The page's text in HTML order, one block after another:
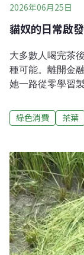
2026年06月25日
貓奴的日常啟
大多數人喝完茶
種可能。離開金
她一路從零學習
一門產業回到南
從一名金融從業
姻背負債務，生
想走的路。「我
想要的人生。」
實的工作，因此
切順利。陳羽鉉
葉相關工作，她
綠色消費 茶葉